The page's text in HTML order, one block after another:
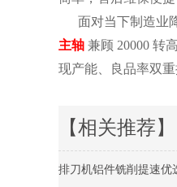
面对当下制造业降
主轴 兼顾 20000 转
现产能、良品率双
【相关推荐】
排刀机铝件铣削提速优